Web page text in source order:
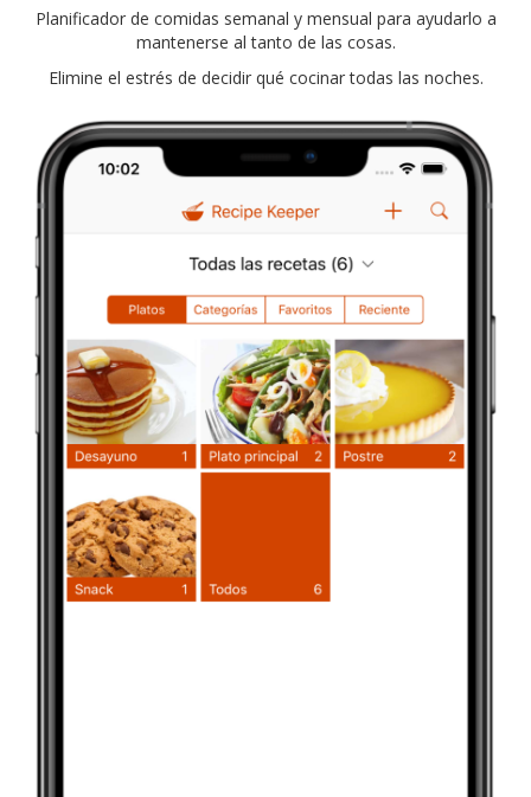
Planificador de comidas semanal y mensual para ayudarlo a
mantenerse al tanto de las cosas.
Elimine el estrés de decidir qué cocinar todas las noches.